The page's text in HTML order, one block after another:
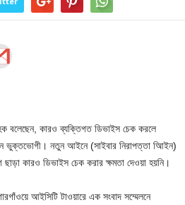
বলেছেন, কারও ব্যক্তিগত ডিভাইস চেক করলে
ভুক্তভোগী। নতুন আইনে (সাইবার নিরাপত্তা আিইন)
কারও ডিভাইস চেক করার ক্ষমতা দেওয়া হয়নি।
আইসিটি টাওয়ারে এক সংবাদ সম্মেলনে